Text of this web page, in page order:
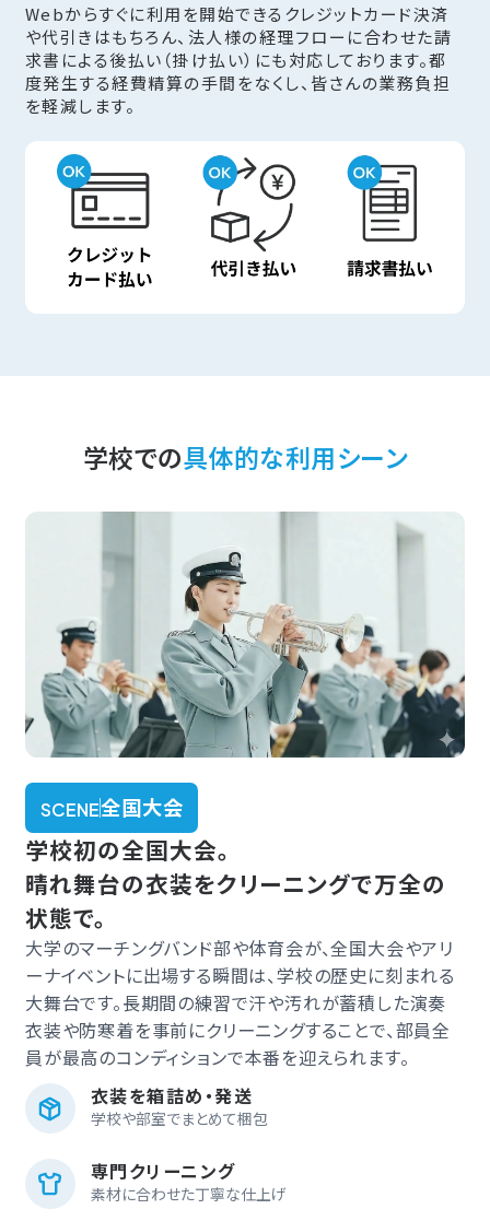
Webからすぐに利用を開始できるクレジットカード決済
や代引きはもちろん、法人様の経理フローに合わせた請
求書による後払い（掛け払い）にも対応しております。都
度発生する経費精算の手間をなくし、皆さんの業務負担
を軽減します。
学校での具体的な利用シーン
SCENE全国大会
学校初の全国大会。
晴れ舞台の衣装をクリーニングで万全の
状態で。
大学のマーチングバンド部や体育会が、全国大会やアリ
ーナイベントに出場する瞬間は、学校の歴史に刻まれる
大舞台です。長期間の練習で汗や汚れが蓄積した演奏
衣装や防寒着を事前にクリーニングすることで、部員全
員が最高のコンディションで本番を迎えられます。
衣装を箱詰め・発送
学校や部室でまとめて梱包
専門クリーニング
素材に合わせた丁寧な仕上げ